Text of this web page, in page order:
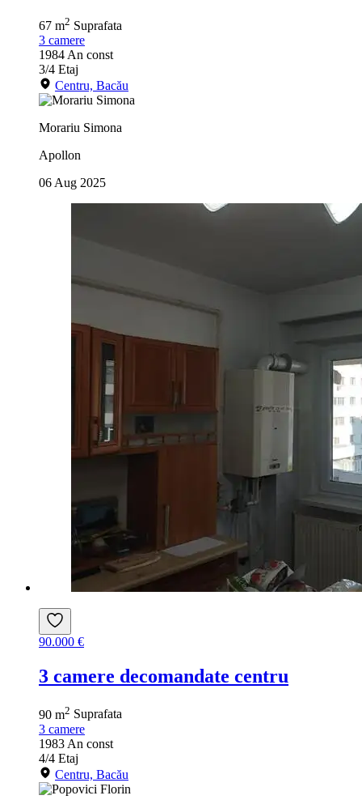
67 m2 Suprafata
3 camere
1984An const
3/4 Etaj
Centru, Bacău
Morariu Simona
Apollon
06 Aug 2025
90.000 €
3 camere decomandate centru
90 m2 Suprafata
3 camere
1983 An const
4/4 Etaj
Centru, Bacău